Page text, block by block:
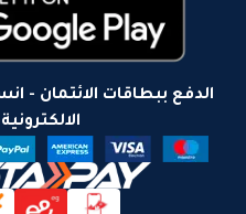
الدفع ببطاقات الائتمان -
الالكترونية